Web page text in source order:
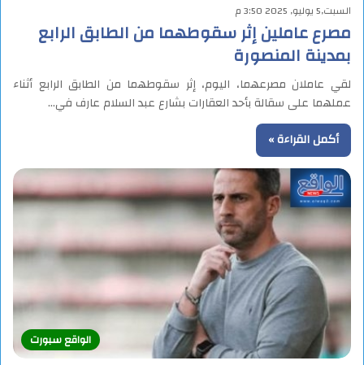
السبت,5 يوليو, 2025 3:50 م
مصرع عاملين إثر سقوطهما من الطابق الرابع
بمدينة المنصورة
لقي عاملان مصرعهما، اليوم، إثر سقوطهما من الطابق الرابع أثناء
عملهما على سقالة بأحد العقارات بشارع عبد السلام عارف في…
أكمل القراءة »
الواقع سبورت